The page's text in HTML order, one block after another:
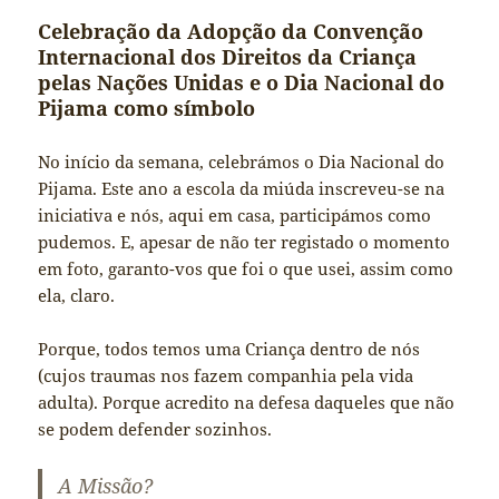
Celebração da Adopção da Convenção
Internacional dos Direitos da Criança
pelas Nações Unidas e o Dia Nacional do
Pijama como símbolo
No início da semana, celebrámos o Dia Nacional do
Pijama. Este ano a escola da miúda inscreveu-se na
iniciativa e nós, aqui em casa, participámos como
pudemos. E, apesar de não ter registado o momento
em foto, garanto-vos que foi o que usei, assim como
ela, claro.
Porque, todos temos uma Criança dentro de nós
(cujos traumas nos fazem companhia pela vida
adulta). Porque acredito na defesa daqueles que não
se podem defender sozinhos.
A Missão?